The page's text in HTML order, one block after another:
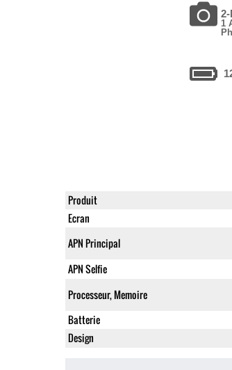
1
Produit
Ecran
APN Principal
APN Selfie
Processeur, Memoire
Batterie
Design